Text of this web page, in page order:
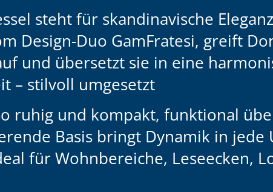
steht für skandinavische
Design-Duo GamFratesi, greift
und übersetzt sie in eine
– stilvoll umgesetzt
ruhig und kompakt, funktional
Basis bringt Dynamik in
für Wohnbereiche, Leseecken,